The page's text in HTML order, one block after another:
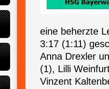
eine beherzte
3:17 (1:11)
Anna Drexler
(1), Lilli
Vinzent